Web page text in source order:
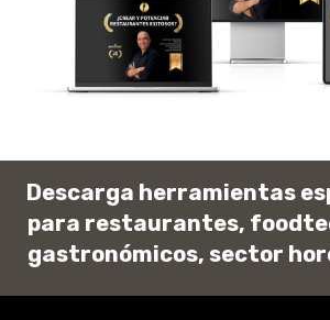
Descarga herramientas
para restaurantes,
gastronómicos, sector